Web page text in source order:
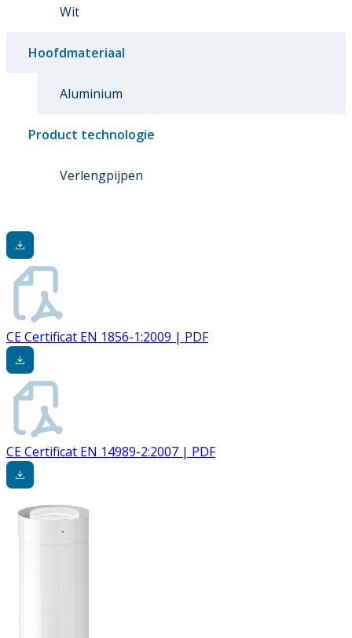
Wit
Hoofdmateriaal
Aluminium
Product technologie
Verlengpijpen
CE Certificat EN 1856-1:2009 | PDF
CE Certificat EN 14989-2:2007 | PDF